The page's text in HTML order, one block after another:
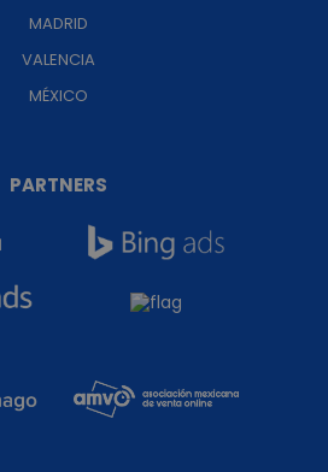
MADRID
VALENCIA
MÉXICO
PARTNERS